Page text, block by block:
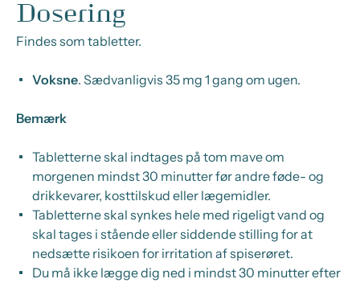
Dosering
Findes som tabletter.
Voksne. Sædvanligvis 35 mg 1 gang om ugen.
Bemærk
Tabletterne skal indtages på tom mave om
morgenen mindst 30 minutter før andre føde- og
drikkevarer, kosttilskud eller lægemidler.
Tabletterne skal synkes hele med rigeligt vand og
skal tages i stående eller siddende stilling for at
nedsætte risikoen for irritation af spiserøret.
Du må ikke lægge dig ned i mindst 30 minutter efter